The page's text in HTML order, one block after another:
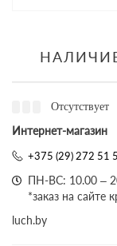
Отсутствует
Интернет-магазин
+375 (29) 272 51
ПН-ВС: 10.00 –
*заказ на сайте
luch.by